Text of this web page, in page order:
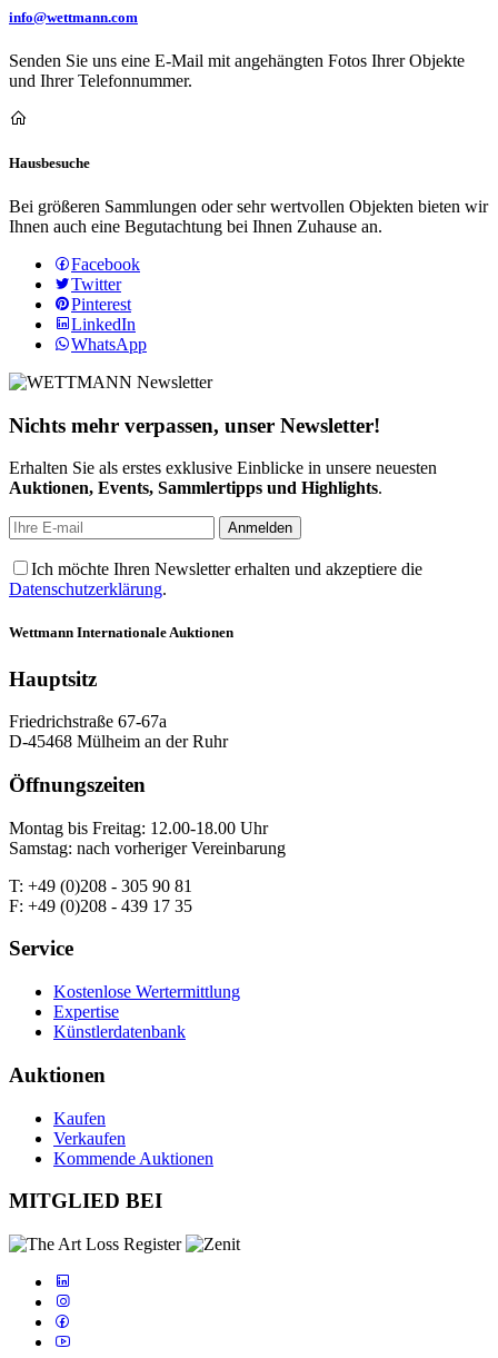
info@wettmann.com
Senden Sie uns eine E-Mail mit angehängten Fotos Ihrer Objekte
und Ihrer Telefonnummer.
Hausbesuche
Bei größeren Sammlungen oder sehr wertvollen Objekten bieten wir
Ihnen auch eine Begutachtung bei Ihnen Zuhause an.
Facebook
Twitter
Pinterest
LinkedIn
WhatsApp
Nichts mehr verpassen, unser Newsletter!
Erhalten Sie als erstes exklusive Einblicke in unsere neuesten
Auktionen, Events, Sammlertipps und Highlights.
Ich möchte Ihren Newsletter erhalten und akzeptiere die
Datenschutzerklärung.
Wettmann Internationale Auktionen
Hauptsitz
Friedrichstraße 67-67a
D-45468 Mülheim an der Ruhr
Öffnungszeiten
Montag bis Freitag: 12.00-18.00 Uhr
Samstag: nach vorheriger Vereinbarung
T: +49 (0)208 - 305 90 81
F: +49 (0)208 - 439 17 35
Service
Kostenlose Wertermittlung
Expertise
Künstlerdatenbank
Auktionen
Kaufen
Verkaufen
Kommende Auktionen
MITGLIED BEI